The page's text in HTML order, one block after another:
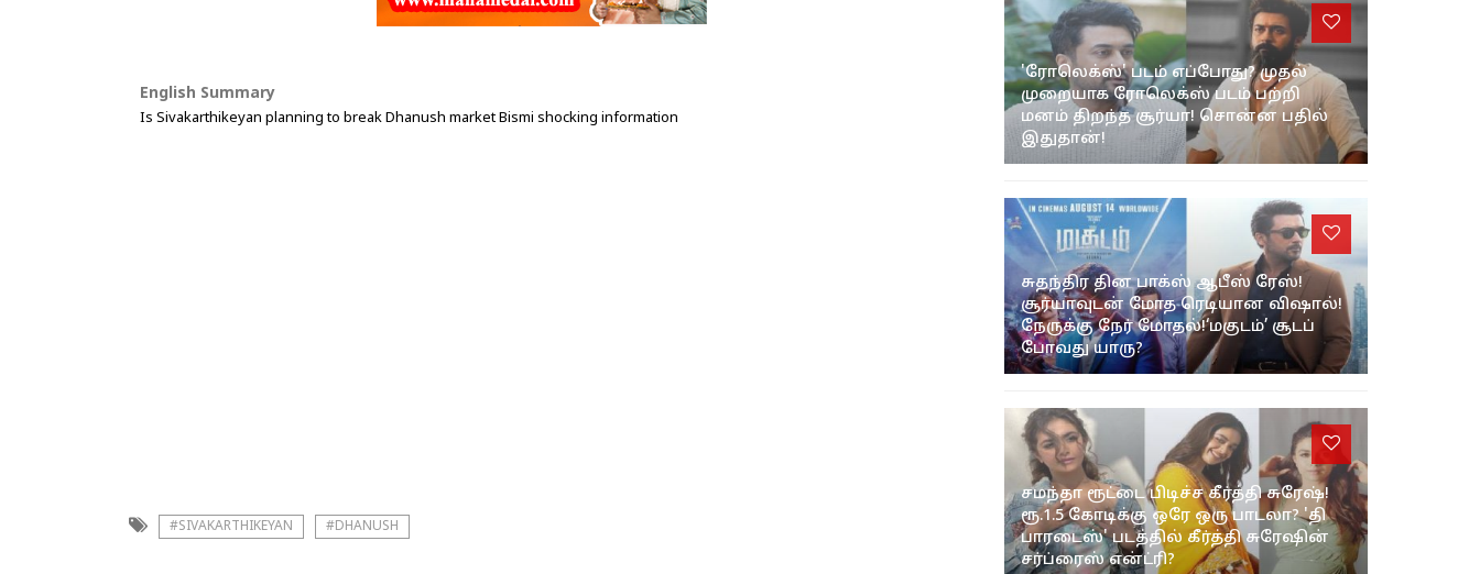
English Summary
Is Sivakarthikeyan planning to break Dhanush market Bismi shocking information
#SIVAKARTHIKEYAN #DHANUSH
'ரோலெக்ஸ்' படம் எப்போது? முதல்
முறையாக ரோலெக்ஸ் படம் பற்றி
மனம் திறந்த சூர்யா! சொன்ன பதில்
இதுதான்!
சுதந்திர தின பாக்ஸ் ஆபீஸ் ரேஸ்!
சூர்யாவுடன் மோத ரெடியான விஷால்!
நேருக்கு நேர் மோதல்!‘மகுடம்’ சூடப்
போவது யாரு?
சமந்தா ரூட்டை பிடிச்ச கீர்த்தி சுரேஷ்!
ரூ.1.5 கோடிக்கு ஒரே ஒரு பாடலா? 'தி
பாரடைஸ்' படத்தில் கீர்த்தி சுரேஷின்
சர்ப்ரைஸ் என்ட்ரி?